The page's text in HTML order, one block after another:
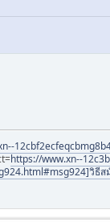
https://www.xn--
วิธี